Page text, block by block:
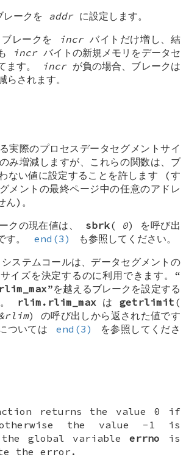
ークを addrに設定します。
レークを incrバイトだけ増し、結
incrバイトの新規メモリをデータセ
ます。
incrが負の場合、ブレークは
されます。
実際のプロセスデータセグメントサイ
み増減しますが、これらの関数は、ブ
ない値に設定することを許します (す
メントの最終ページ中の任意のアドレ
ん)。
クの現在値は、 sbrk( 0) を呼び出
す。
end(3)
も参照してください。
システムコールは、データセグメントの
イズを決定するのに利用できます。“
”を越えるブレークを設定する
rlim.rlim_maxは getrlimit (
) の呼び出しから返された値です
ついては end(3)
を参照してくださ
returns the value 0 if
the value -1 is
the global variableerrno is
the error.